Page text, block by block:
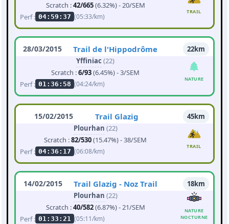
Scratch :42/665(6.32%) - 20/SEM
Perf : 04:59:37 (05:33/km)
TRAIL
28/03/2015 Trail de l'Hippodrôme
22km
Yffiniac (22)
Scratch :6/93(6.45%) - 3/SEM
Perf : 01:36:58 (04:24/km)
NATURE
15/02/2015 Trail Glazig
45km
Plourhan (22)
Scratch :82/530(15.47%) - 38/SEM
Perf : 04:36:17 (06:08/km)
TRAIL
14/02/2015 Trail Glazig - Noz Trail
18km
Plourhan (22)
Scratch :40/582(6.87%) - 21/SEM
Perf : 01:33:21 (05:11/km)
NATURE
NOCTURNE